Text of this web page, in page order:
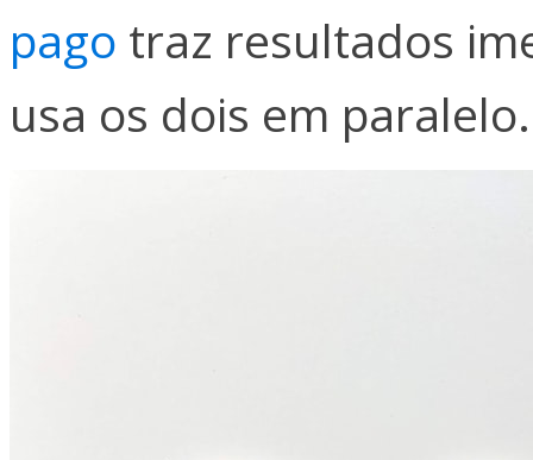
pago traz resultados
usa os dois em paralelo.